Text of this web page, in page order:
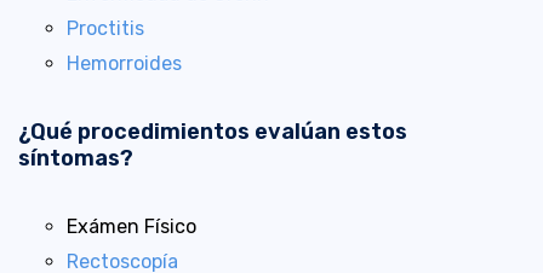
Proctitis
Hemorroides
¿Qué procedimientos evalúan estos
síntomas?
Exámen Físico
Rectoscopía